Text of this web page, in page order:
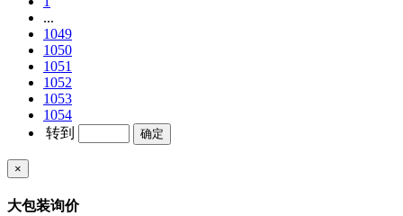
...
1049
1050
1051
1052
1053
1054
转到
×
大包装询价